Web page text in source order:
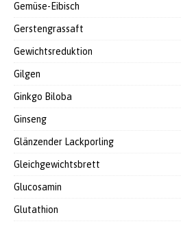
Gemüse-Eibisch
Gerstengrassaft
Gewichtsreduktion
Gilgen
Ginkgo Biloba
Ginseng
Glänzender Lackporling
Gleichgewichtsbrett
Glucosamin
Glutathion